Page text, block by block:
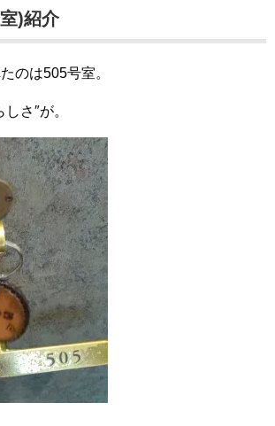
)紹介
のは505号室。
さ″が。